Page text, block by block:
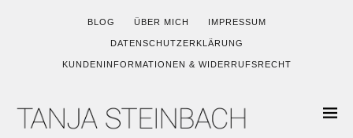
BLOG ÜBER MICH IMPRESSUM
DATENSCHUTZERKLÄRUNG
KUNDENINFORMATIONEN & WIDERRUFSRECHT